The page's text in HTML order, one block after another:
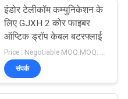
इंडोर टेलीकॉम कम्युनिकेशन के
लिए GJXH 2 कोर फाइबर
ऑप्टिक ड्रॉप केबल बटरफ्लाई
Price : Negotiable MOQ:MOQ: 1000 मीटर
संपर्क